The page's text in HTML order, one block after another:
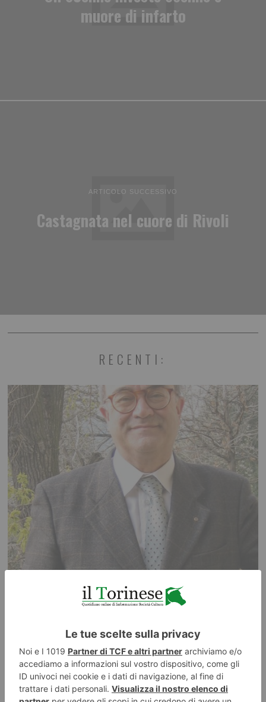
muore di infarto
ARTICOLO SUCCESSIVO
Castagnata nel cuore di Rivoli
RECENTI:
De Marchi tra i 50 di Radio Cortina